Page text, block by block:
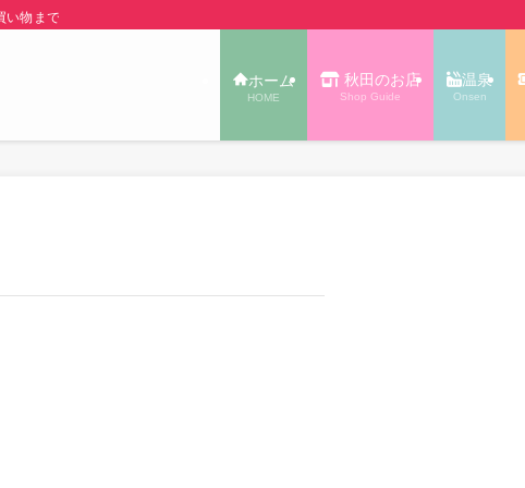
物まで秋田の旬の街ネタをご紹介！ | あきた TOWN WALK あっぷる｜秋田タウン情報
ホーム
HOME
秋田のお店
Shop Guide
温泉
Onsen